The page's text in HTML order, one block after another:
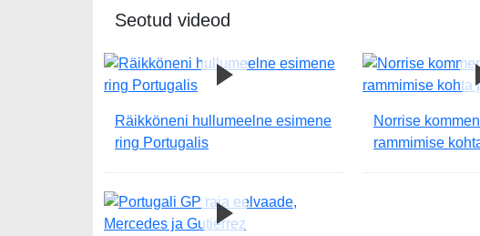
Seotud videod
Räikköneni hullumeelne esimene
ring Portugalis
Norrise
rammimise